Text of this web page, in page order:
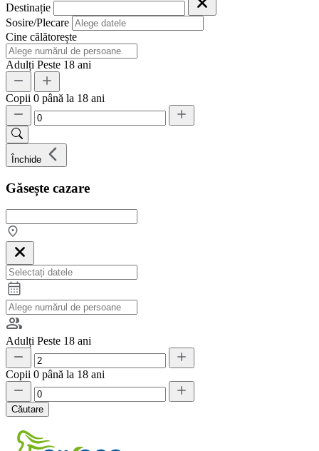
Destinație
Sosire/Plecare
Cine călătorește
Adulți Peste 18 ani
Copii 0 până la 18 ani
Închide
Găsește cazare
Adulți Peste 18 ani
Copii 0 până la 18 ani
Căutare